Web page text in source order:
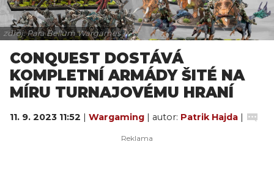
zdroj: Para Bellum Wargames
CONQUEST DOSTÁVÁ
KOMPLETNÍ ARMÁDY ŠITÉ NA
MÍRU TURNAJOVÉMU HRANÍ
11. 9. 2023 11:52 | Wargaming | autor: Patrik Hajda |